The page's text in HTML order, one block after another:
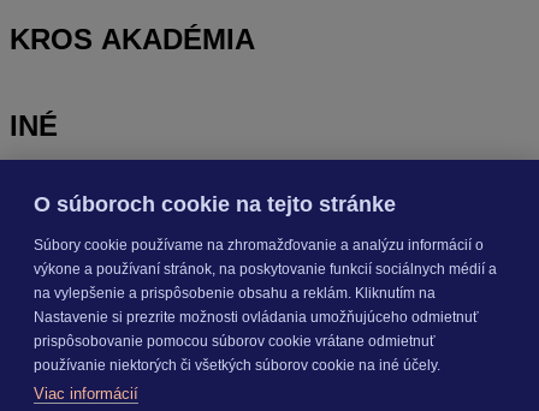
KROS AKADÉMIA
INÉ
OdoberajteNOVINKY
O nás
Prihlásiť sa
O súboroch cookie na tejto stránke
Súbory cookie používame na zhromažďovanie a analýzu informácií o
výkone a používaní stránok, na poskytovanie funkcií sociálnych médií a
na vylepšenie a prispôsobenie obsahu a reklám. Kliknutím na
Nastavenie si prezrite možnosti ovládania umožňujúceho odmietnuť
prispôsobovanie pomocou súborov cookie vrátane odmietnuť
používanie niektorých či všetkých súborov cookie na iné účely.
Viac informácií